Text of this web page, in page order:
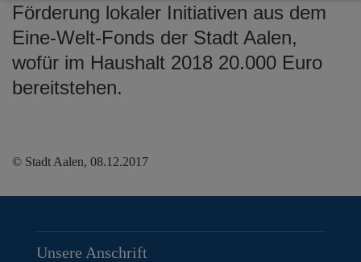
Förderung lokaler Initiativen aus dem
Eine-Welt-Fonds der Stadt Aalen,
wofür im Haushalt 2018 20.000 Euro
bereitstehen.
© Stadt Aalen, 08.12.2017
Unsere Anschrift